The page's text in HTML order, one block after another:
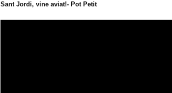
Sant Jordi, vine aviat!- Pot Petit